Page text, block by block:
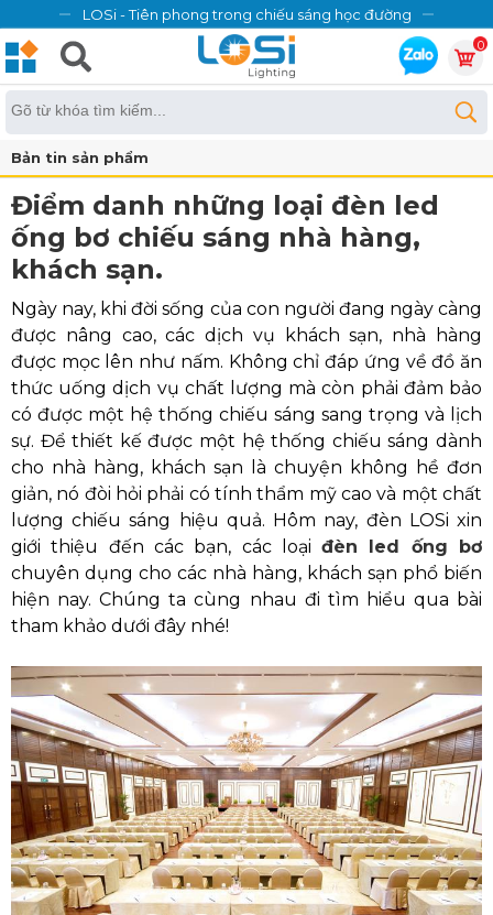
LOSi - Tiên phong trong chiếu sáng học đường
0
Bản tin sản phẩm
Điểm danh những loại đèn led
ống bơ chiếu sáng nhà hàng,
khách sạn.
Ngày nay, khi đời sống của con người đang ngày càng
được nâng cao, các dịch vụ khách sạn, nhà hàng
được mọc lên như nấm. Không chỉ đáp ứng về đồ ăn
thức uống dịch vụ chất lượng mà còn phải đảm bảo
có được một hệ thống chiếu sáng sang trọng và lịch
sự. Để thiết kế được một hệ thống chiếu sáng dành
cho nhà hàng, khách sạn là chuyện không hề đơn
giản, nó đòi hỏi phải có tính thẩm mỹ cao và một chất
lượng chiếu sáng hiệu quả. Hôm nay, đèn LOSi xin
giới thiệu đến các bạn, các loạiđèn led ống bơ
chuyên dụng cho các nhà hàng, khách sạn phổ biến
hiện nay. Chúng ta cùng nhau đi tìm hiểu qua bài
tham khảo dưới đây nhé!